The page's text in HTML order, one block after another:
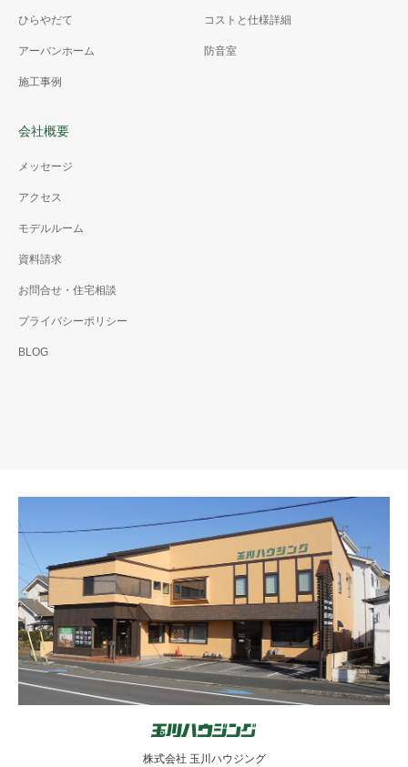
ひらやだて
アーバンホーム
施工事例
コストと仕様詳細
防音室
会社概要
メッセージ
アクセス
モデルルーム
資料請求
お問合せ・住宅相談
プライバシーポリシー
BLOG
株式会社 玉川ハウジング